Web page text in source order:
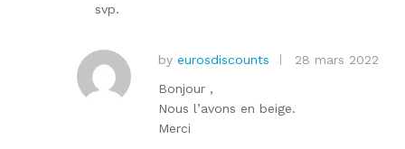
svp.
by eurosdiscounts
28 mars 2022
Bonjour ,
Nous l’avons en beige.
Merci